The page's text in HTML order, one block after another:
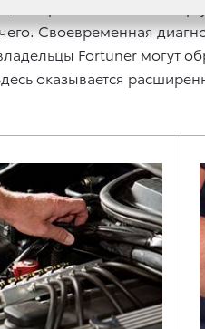
Своевременная
Fortuner могут
оказывается